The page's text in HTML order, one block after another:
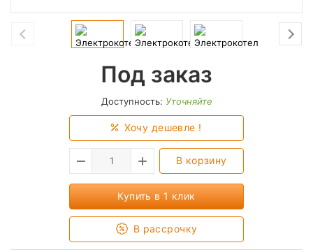
Под заказ
Доступность: Уточняйте
Хочу дешевле !
В корзину
Купить в 1 клик
В рассрочку